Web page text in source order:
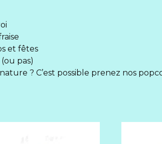
et fêtes
pas)
? C’est possible prenez nos